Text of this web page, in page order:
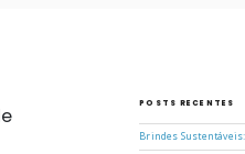
POSTS RECENTES
Brindes